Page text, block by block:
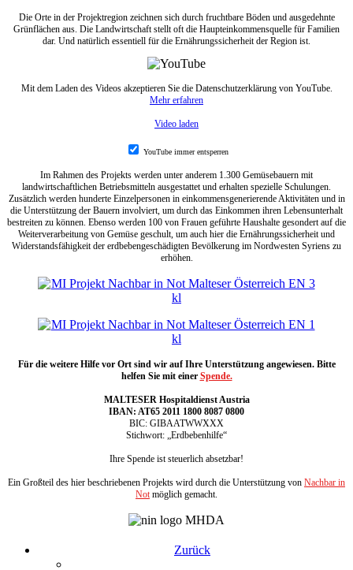
Die Orte in der Projektregion zeichnen sich durch fruchtbare Böden und ausgedehnte
Grünflächen aus. Die Landwirtschaft stellt oft die Haupteinkommensquelle für Familien
dar. Und natürlich essentiell für die Ernährungssicherheit der Region ist.
Mit dem Laden des Videos akzeptieren Sie die Datenschutzerklärung von YouTube.
Mehr erfahren
Video laden
YouTube immer entsperren
Im Rahmen des Projekts werden unter anderem 1.300 Gemüsebauern mit
landwirtschaftlichen Betriebsmitteln ausgestattet und erhalten spezielle Schulungen.
Zusätzlich werden hunderte Einzelpersonen in einkommensgenerierende Aktivitäten und in
die Unterstützung der Bauern involviert, um durch das Einkommen ihren Lebensunterhalt
bestreiten zu können. Ebenso werden 100 von Frauen geführte Haushalte gesondert auf die
Weiterverarbeitung von Gemüse geschult, um auch hier die Ernährungssicherheit und
Widerstandsfähigkeit der erdbebengeschädigten Bevölkerung im Nordwesten Syriens zu
erhöhen.
Für die weitere Hilfe vor Ort sind wir auf Ihre Unterstützung angewiesen. Bitte
helfen Sie mit einer Spende.
MALTESER Hospitaldienst Austria
IBAN: AT65 2011 1800 8087 0800
BIC: GIBAATWWXXX
Stichwort: „Erdbebenhilfe“
Ihre Spende ist steuerlich absetzbar!
Ein Großteil des hier beschriebenen Projekts wird durch die Unterstützung von Nachbar in
Not möglich gemacht.
Zurück